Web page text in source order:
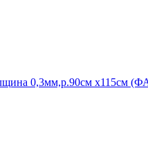
0,3мм,р.90см х115см